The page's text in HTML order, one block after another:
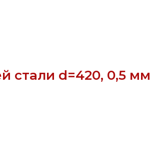
стали d=420, 0,5 мм